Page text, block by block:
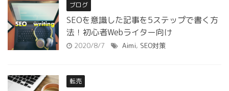
ブログ
SEOを意識した記事を5ステップで書く方
法！初心者Webライター向け
2020/8/7 Aimi, SEO対策
転売